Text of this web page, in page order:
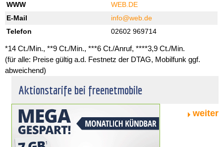
WWW
WEB.DE
E-Mail
info@web.de
Telefon
02602 969714
*14 Ct./Min., **9 Ct./Min., ***6 Ct./Anruf, ****3,9 Ct./Min.
(für alle: Preise gültig a.d. Festnetz der DTAG, Mobilfunk ggf.
abweichend)
Aktionstarife bei freenetmobile
weiter